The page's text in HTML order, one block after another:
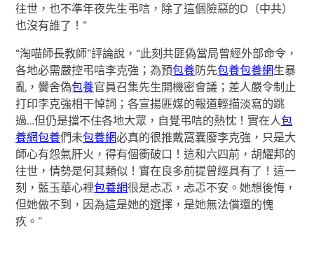
往世，也不準年夜先生弔唁，除了這個險惡的D（中共）
也沒有誰了！”
“淘喵師長教師”評論說，“此刻共匪偽當局曾經外部命令，
各地必需嚴控弔唁李克強；為預包養防先包養包養網生暴
亂，黌舍偽包養官員召集先生開機密會議；差人嚴令制止
打印李克強相干悼詞；各宣揚匪媒的報道輕描淡寫的跳
過…但仍是擋不住各地大眾，自覺弔唁的熱忱！實在人包
養網包養們未包養網必真的很推戴窩囊廢李克強，只是大
師心有怨氣肝火，得有個衝破口！這和六四前，胡耀邦的
往世，情勢是何其類似！實在良多前提曾經具有了！這一
刻，藍玉華心裡包養網很是忐忑，忐忑不安。她想後悔，
但她做不到，因為這是她的選擇，是她無法償還的愧
疚。”